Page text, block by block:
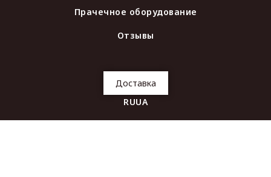
Прачечное оборудование
Отзывы
Доставка
RUUA